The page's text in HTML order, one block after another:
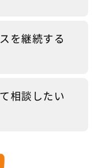
を継続する
相談したい